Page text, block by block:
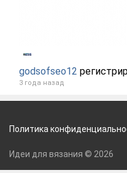
godsofseo12
3 года назад
Политика
Идеи для вязания © 2026